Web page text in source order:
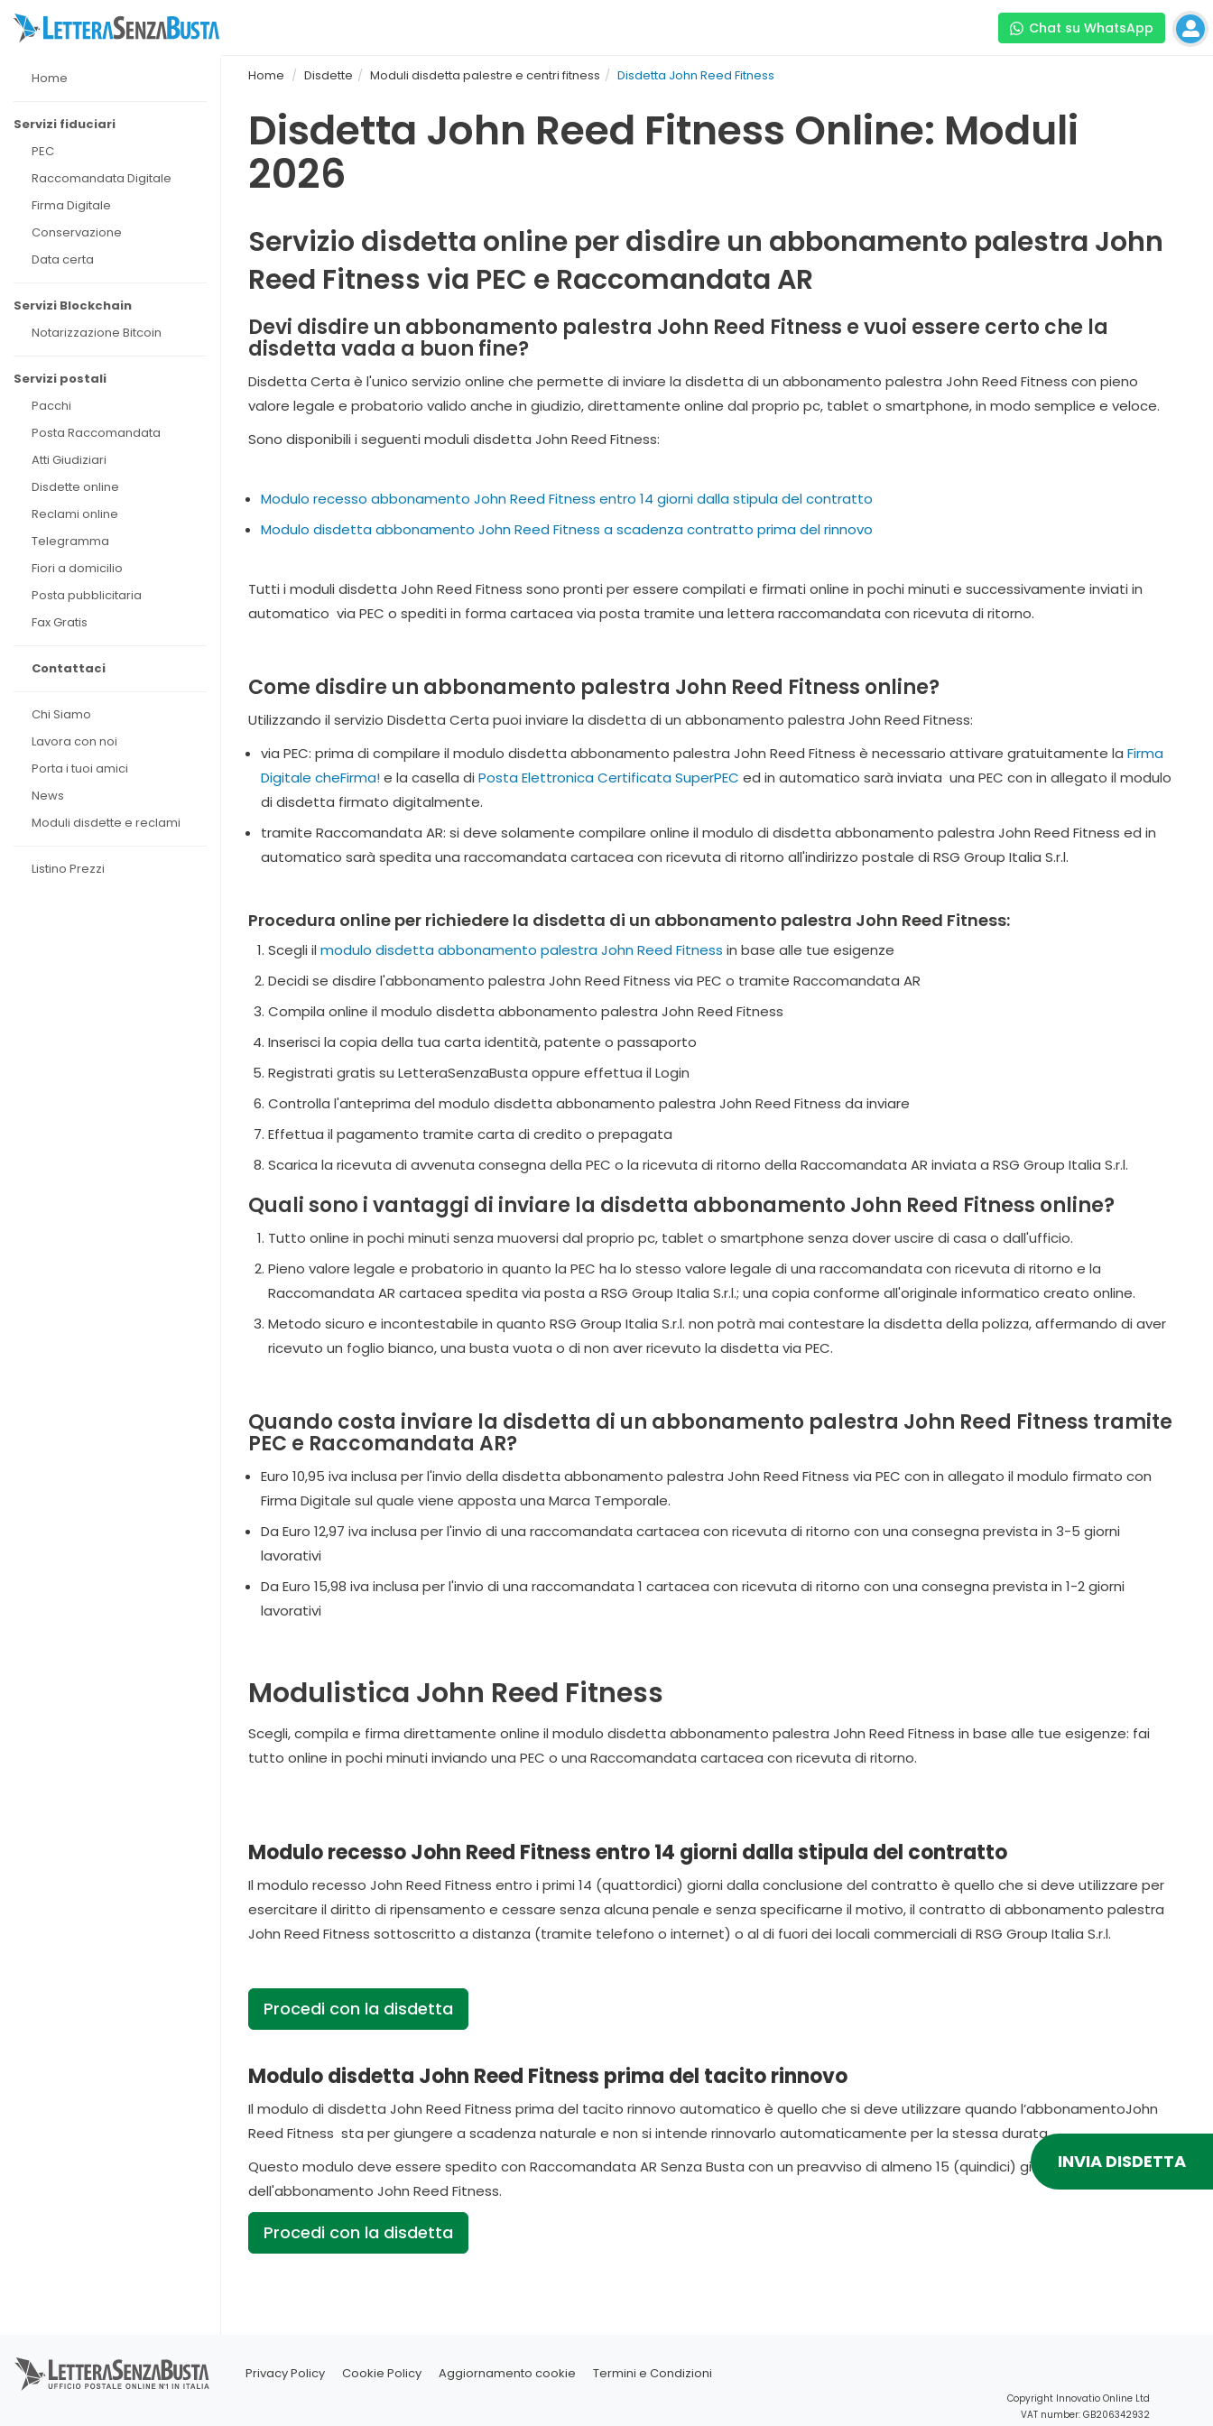
Chat su WhatsApp
Home
Servizi fiduciari
PEC
Raccomandata Digitale
Firma Digitale
Conservazione
Data certa
Servizi Blockchain
Notarizzazione Bitcoin
Servizi postali
Pacchi
Posta Raccomandata
Atti Giudiziari
Disdette online
Reclami online
Telegramma
Fiori a domicilio
Posta pubblicitaria
Fax Gratis
Contattaci
Chi Siamo
Lavora con noi
Porta i tuoi amici
News
Moduli disdette e reclami
Listino Prezzi
Home Disdette Moduli disdetta palestre e centri fitness Disdetta John Reed Fitness
Disdetta John Reed Fitness Online: Moduli
2026
Servizio disdetta online per disdire un abbonamento palestra John
Reed Fitness via PEC e Raccomandata AR
Devi disdire un abbonamento palestra John Reed Fitness e vuoi essere certo che la
disdetta vada a buon fine?
Disdetta Certa è l'unico servizio online che permette di inviare la disdetta di un abbonamento palestra John Reed Fitness con pieno
valore legale e probatorio valido anche in giudizio, direttamente online dal proprio pc, tablet o smartphone, in modo semplice e veloce.
Sono disponibili i seguenti moduli disdetta John Reed Fitness:
Modulo recesso abbonamento John Reed Fitness entro 14 giorni dalla stipula del contratto
Modulo disdetta abbonamento John Reed Fitness a scadenza contratto prima del rinnovo
Tutti i moduli disdetta John Reed Fitness sono pronti per essere compilati e firmati online in pochi minuti e successivamente inviati in
automatico via PEC o spediti in forma cartacea via posta tramite una lettera raccomandata con ricevuta di ritorno.
Come disdire un abbonamento palestra John Reed Fitness online?
Utilizzando il servizio Disdetta Certa puoi inviare la disdetta di un abbonamento palestra John Reed Fitness:
via PEC: prima di compilare il modulo disdetta abbonamento palestra John Reed Fitness è necessario attivare gratuitamente la Firma
Digitale cheFirma!e la casella di Posta Elettronica Certificata SuperPEC ed in automatico sarà inviata una PEC con in allegato il modulo
di disdetta firmato digitalmente.
tramite Raccomandata AR: si deve solamente compilare online il modulo di disdetta abbonamento palestra John Reed Fitness ed in
automatico sarà spedita una raccomandata cartacea con ricevuta di ritorno all'indirizzo postale di RSG Group Italia S.r.l.
Procedura online per richiedere la disdetta di un abbonamento palestra John Reed Fitness:
Scegli il modulo disdetta abbonamento palestra John Reed Fitness in base alle tue esigenze
Decidi se disdire l'abbonamento palestra John Reed Fitness via PEC o tramite Raccomandata AR
Compila online il modulo disdetta abbonamento palestra John Reed Fitness
Inserisci la copia della tua carta identità, patente o passaporto
Registrati gratis su LetteraSenzaBusta oppure effettua il Login
Controlla l'anteprima del modulo disdetta abbonamento palestra John Reed Fitness da inviare
Effettua il pagamento tramite carta di credito o prepagata
Scarica la ricevuta di avvenuta consegna della PEC o la ricevuta di ritorno della Raccomandata AR inviata a RSG Group Italia S.r.l.
Quali sono i vantaggi di inviare la disdetta abbonamento John Reed Fitness online?
Tutto online in pochi minuti senza muoversi dal proprio pc, tablet o smartphone senza dover uscire di casa o dall'ufficio.
Pieno valore legale e probatorio in quanto la PEC ha lo stesso valore legale di una raccomandata con ricevuta di ritorno e la
Raccomandata AR cartacea spedita via posta a RSG Group Italia S.r.l.; una copia conforme all'originale informatico creato online.
Metodo sicuro e incontestabile in quanto RSG Group Italia S.r.l. non potrà mai contestare la disdetta della polizza, affermando di aver
ricevuto un foglio bianco, una busta vuota o di non aver ricevuto la disdetta via PEC.
Quando costa inviare la disdetta di un abbonamento palestra John Reed Fitness tramite
PEC e Raccomandata AR?
Euro 10,95 iva inclusa per l'invio della disdetta abbonamento palestra John Reed Fitness via PEC con in allegato il modulo firmato con
Firma Digitale sul quale viene apposta una Marca Temporale.
Da Euro 12,97 iva inclusa per l'invio di una raccomandata cartacea con ricevuta di ritorno con una consegna prevista in 3-5 giorni
lavorativi
Da Euro 15,98 iva inclusa per l'invio di una raccomandata 1 cartacea con ricevuta di ritorno con una consegna prevista in 1-2 giorni
lavorativi
Modulistica John Reed Fitness
Scegli, compila e firma direttamente online il modulo disdetta abbonamento palestra John Reed Fitness in base alle tue esigenze: fai
tutto online in pochi minuti inviando una PEC o una Raccomandata cartacea con ricevuta di ritorno.
Modulo recesso John Reed Fitness entro 14 giorni dalla stipula del contratto
Il modulo recesso John Reed Fitness entro i primi 14 (quattordici) giorni dalla conclusione del contratto è quello che si deve utilizzare per
esercitare il diritto di ripensamento e cessare senza alcuna penale e senza specificarne il motivo, il contratto di abbonamento palestra
John Reed Fitness sottoscritto a distanza (tramite telefono o internet) o al di fuori dei locali commerciali di RSG Group Italia S.r.l.
Procedi con la disdetta
Modulo disdetta John Reed Fitness prima del tacito rinnovo
Il modulo di disdetta John Reed Fitness prima del tacito rinnovo automatico è quello che si deve utilizzare quando l’abbonamentoJohn
Reed Fitness sta per giungere a scadenza naturale e non si intende rinnovarlo automaticamente per la stessa durata.
Questo modulo deve essere spedito con Raccomandata AR Senza Busta con un preavviso di almeno 15 (quindici) giorni prima del rinnovo
dell'abbonamento John Reed Fitness.
Procedi con la disdetta
INVIA DISDETTA
Privacy Policy Cookie Policy Aggiornamento cookie Termini e Condizioni
Copyright Innovatio Online Ltd
VAT number: GB206342932